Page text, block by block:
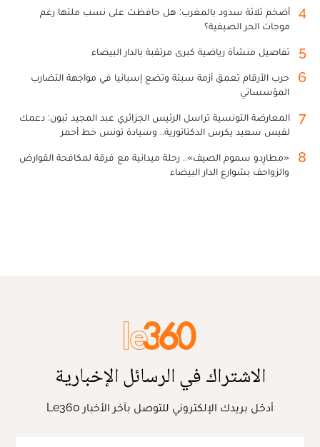
4
أضخم ثلاثة سدود بالمغرب: هل حافظت على نسب ملئها رغم
موجات الحر الصيفية؟
5 تفاصيل منشأة رياضية كبرى مرتقبة بالدار البيضاء
6
حرب الأرقام تعمق أزمة سبتة وتضع إسبانيا في مواجهة التضارب
المؤسساتي
7
المعارضة التونسية تراسل الرئيس الجزائري عبد المجيد تبون: دعمك
لقيس سعيد يكرس الدكتاتورية.. وسيادة تونس خط أحمر
8
«مطارِدو سموم الصيف».. رحلة ميدانية مع فرقة لمكافحة القوارض
والزواحف بشوارع الدار البيضاء
الاشتراك في الرسائل الإخبارية
أدخل بريدك الإلكتروني للتوصل بآخر الأخبار Le360